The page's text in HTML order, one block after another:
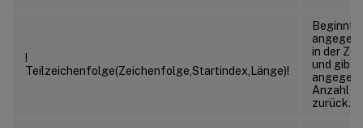
!
Teilzeichenfolge(Zeichenfolge,Startindex,Länge)!
Beginnt
in der
und gibt
Anzahl
zurück.